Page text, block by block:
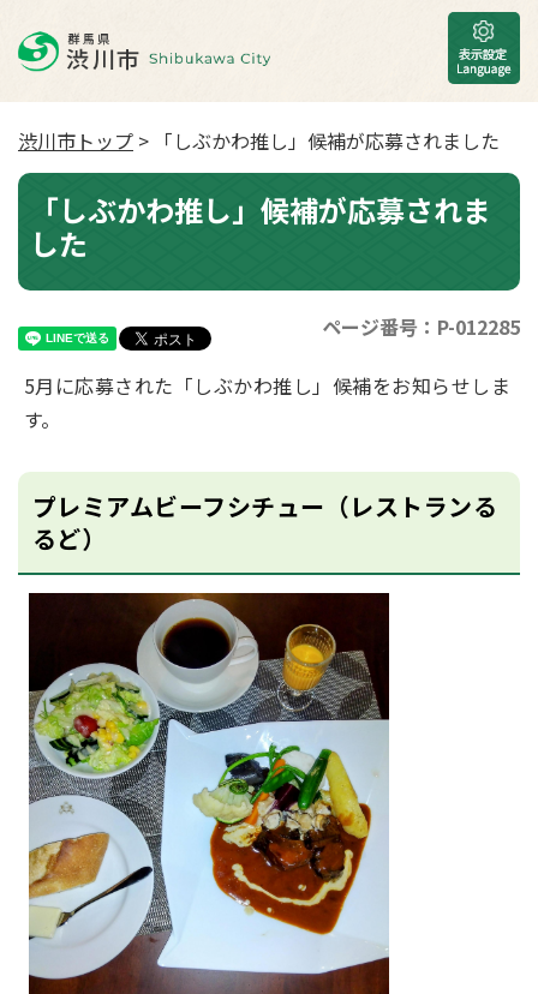
渋川市トップ > 「しぶかわ推し」候補が応募されました
「しぶかわ推し」候補が応募されま
した
ページ番号：P-012285
5月に応募された「しぶかわ推し」候補をお知らせしま
す。
プレミアムビーフシチュー（レストランる
るど）